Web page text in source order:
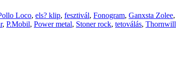
Loco, els? klip, fesztivál, Fonogram, Ganxsta Zolee,
, P.Mobil, Power metal, Stoner rock, tetoválás, Thornwill